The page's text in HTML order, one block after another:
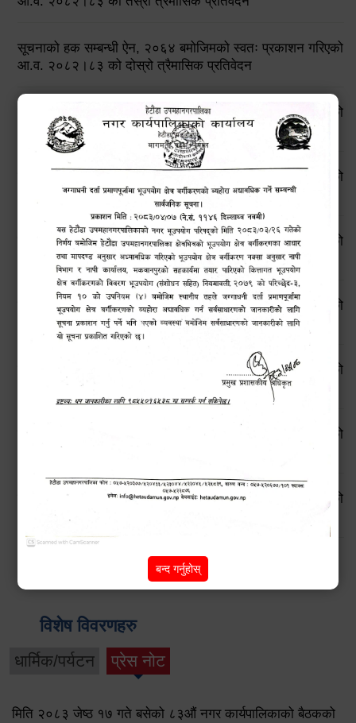
सूचनाको हक सम्बन्धी ऐन, २०६४ बमोजिमको स्वतः प्रकाशन गरिएको
आ.व. २०८२।८३ को दोस्रो त्रैमासिक प्रतिवेदन
सूचनाको हक सम्बन्धी ऐन, २०६४ बमोजिमको स्वतः प्रकाशन गरिएको
आ.व. २०८२।८३ को प्रथम त्रैमासिक प्रतिवेदन
सूचनाको हक सम्बन्धी ऐन, २०६४ बमोजिमको स्वतः प्रकाशन गरिएको
आ.व. २०८१।८२ को चौथो त्रैमासिक प्रतिवेदन
सूचनाको हक सम्बन्धी ऐन, २०६४ बमोजिमको स्वतः प्रकाशन गरिएको
आ.व. २०८१।८२ को तेस्रो त्रैमासिक प्रतिवेदन
सूचनाको हक सम्बन्धी ऐन, २०६४ बमोजिमको स्वतः प्रकाशन गरिएको
आ.व. २०८१।८२ को दोस्रो त्रैमासिक प्रतिवेदन
सूचनाको हक सम्बन्धी ऐन, २०६४ बमोजिमको स्वतः प्रकाशन गरिएको
आ.व. २०८१।८२ को प्रथम त्रैमासिक प्रतिवेदन
सूचनाको हक सम्बन्धी ऐन, २०६४ बमोजिमको स्वतः प्रकाशन गरिएको
आ.व. २०८०।८१ को चौथो त्रैमासिक प्रतिवेदन
सूचनाको हक सम्बन्धी ऐन, २०६४ बमोजिमको स्वतः प्रकाशन गरिएको
आ.व. २०८०।८१ को तेस्रो त्रैमासिक प्रतिवेदन
next ›
विशेष विवरणहरु
धार्मिक/पर्यटन प्रेस नोट
मिति २०८३ जेष्ठ १७ गते बसेको ८३औं नगर कार्यपालिकाको बैठकको
बन्द गर्नुहोस्